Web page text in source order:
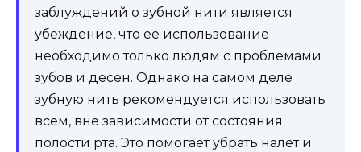
заблуждений о зубной нити является
убеждение, что ее использование
необходимо только людям с проблемами
зубов и десен. Однако на самом деле
зубную нить рекомендуется использовать
всем, вне зависимости от состояния
полости рта. Это помогает убрать налет и